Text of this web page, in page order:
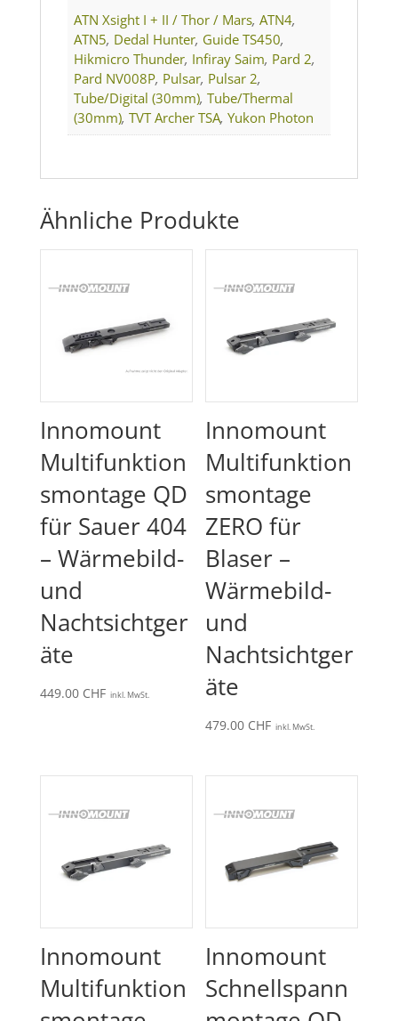
ATN Xsight I + II / Thor / Mars,ATN4,
ATN5, Dedal Hunter, Guide TS450,
Hikmicro Thunder, Infiray Saim, Pard 2,
Pard NV008P, Pulsar, Pulsar 2,
Tube/Digital (30mm),Tube/Thermal
(30mm),TVT Archer TSA,Yukon Photon
Ähnliche Produkte
Innomount
Multifunktion
smontage QD
für Sauer 404
– Wärmebild-
und
Nachtsichtger
äte
449.00 CHF inkl. MwSt.
Innomount
Multifunktion
smontage
ZERO für
Blaser –
Wärmebild-
und
Nachtsichtger
äte
479.00 CHF inkl. MwSt.
Innomount
Multifunktion
Innomount
Schnellspann